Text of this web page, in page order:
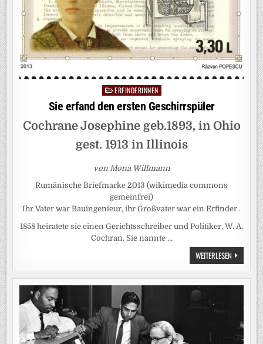
Posted
in
ERFINDERINNEN
Sie erfand den ersten Geschirrspüler
Cochrane Josephine geb.1893, in Ohio
gest. 1913 in Illinois
von Mona Willmann
Rumänische Briefmarke 2013 (wikimedia commons
gemeinfrei)
Ihr Vater war Bauingenieur, ihr Großvater war ein Erfinder .
1858 heiratete sie einen Gerichtsschreiber und Politiker, W. A.
Cochran. Sie nannte …
WEITERLESENSIE
ERFAND
DEN
ERSTEN